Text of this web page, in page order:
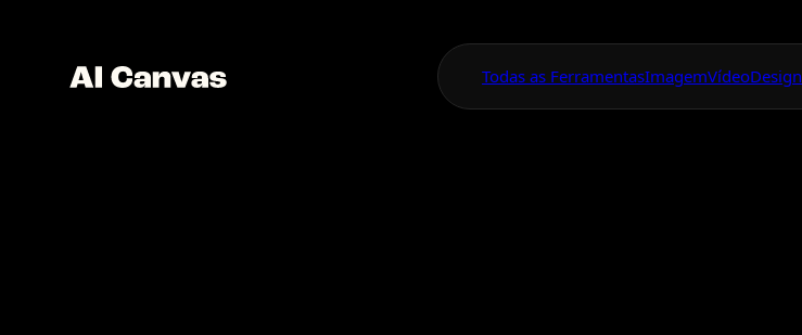
Todas as FerramentasImagemVídeoDesign